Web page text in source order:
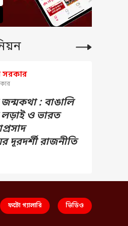
সরকার
জন্মকথা : বাঙালি
লড়াই ও ভারত
দূরদর্শী রাজনীতি
ফটো গ্যালারি ভিডিও